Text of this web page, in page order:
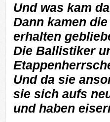
Und was kam
Dann kamen
erhalten
Die Ballistiker
Und da sie
sie sich aufs
und haben